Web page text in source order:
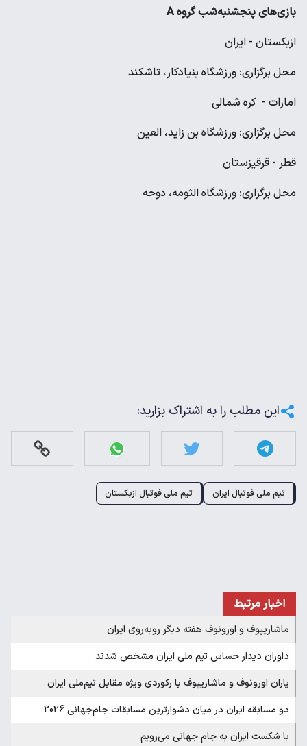
بازی‌های پنجشنبه‌شب گروه A
ازبکستان - ایران
محل برگزاری: ورزشگاه بنیادکار، تاشکند
امارات - کره شمالی
محل برگزاری: ورزشگاه بن زاید، العین
قطر - قرقیزستان
محل برگزاری: ورزشگاه الثومه، دوحه
این مطلب را به اشتراک بزارید:
تیم ملی فوتبال ایران تیم ملی فوتبال ازبکستان
اخبار مرتبط
ماشاریپوف و اورونوف هفته دیگر روبه‌روی ایران
داوران دیدار حساس تیم ملی ایران مشخص شدند
یاران اورونوف و ماشاریپوف با رکوردی ویژه مقابل تیم‌ملی ایران
دو مسابقه ایران در میان دشوارترین مسابقات جام‌جهانی 2026
با شکست ایران به جام جهانی می‌رویم